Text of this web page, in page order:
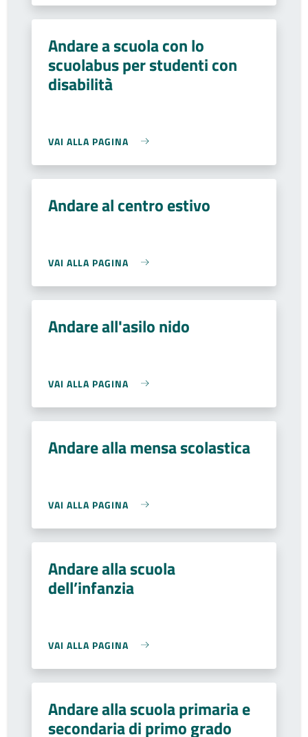
Andare a scuola con lo
scuolabus per studenti con
disabilità
VAI ALLA PAGINA
Andare al centro estivo
VAI ALLA PAGINA
Andare all'asilo nido
VAI ALLA PAGINA
Andare alla mensa scolastica
VAI ALLA PAGINA
Andare alla scuola
dell’infanzia
VAI ALLA PAGINA
Andare alla scuola primaria e
secondaria di primo grado